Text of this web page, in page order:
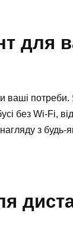
для
ваші
без Wi-Fi,
з будь-